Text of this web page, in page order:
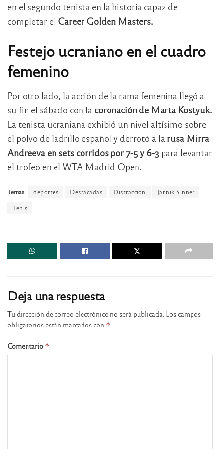
en el segundo tenista en la historia capaz de
completar el Career Golden Masters.
Festejo ucraniano en el cuadro
femenino
Por otro lado, la acción de la rama femenina llegó a
su fin el sábado con la coronación de Marta Kostyuk.
La tenista ucraniana exhibió un nivel altísimo sobre
el polvo de ladrillo español y derrotó a la rusa Mirra
Andreeva en sets corridos por 7-5 y 6-3 para levantar
el trofeo en el WTA Madrid Open.
Temas: deportes Destacadas Distracción
Jannik Sinner
Tenis
Deja una respuesta
Tu dirección de correo electrónico no será publicada. Los campos
obligatorios están marcados con *
Comentario *